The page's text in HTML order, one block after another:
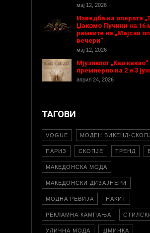
мај 12, 2026
Изведба на операта
Џакомо Пучини на 16
рамките на „Мајски
вечери“
мај 12, 2026
Мјузиклот „Као какао“
премиерно на 2 и 3
април 24, 2026
ТАГОВИ
VOGUE МОДЕН ВИКЕНД-
ПАРИЗ СКОПЈЕ ТРЕНД
МАКЕДОНСКА МОДА
МАКЕДОНСКИ ДИЗАЈНЕРИ
МОДНА РЕВИЈА НАКИТ
РЕКЛАМНА КАМПАЊА
УЛИЧНА МОДА ШМИНКА